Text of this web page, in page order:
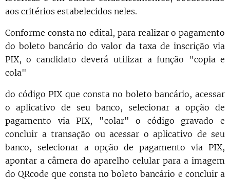
aos critérios estabelecidos neles.
Conforme consta no edital, para realizar o pagamento
do boleto bancário do valor da taxa de inscrição via
PIX, o candidato deverá utilizar a função "copia e
cola"
do código PIX que consta no boleto bancário, acessar
o aplicativo de seu banco, selecionar a opção de
pagamento via PIX, "colar" o código gravado e
concluir a transação ou acessar o aplicativo de seu
banco, selecionar a opção de pagamento via PIX,
apontar a câmera do aparelho celular para a imagem
do QRcode que consta no boleto bancário e concluir a